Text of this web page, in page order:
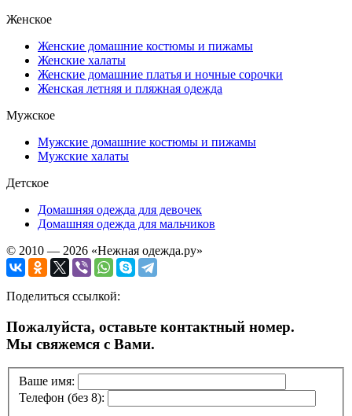
Женское
Женские домашние костюмы и пижамы
Женские халаты
Женские домашние платья и ночные сорочки
Женская летняя и пляжная одежда
Мужское
Мужские домашние костюмы и пижамы
Мужские халаты
Детское
Домашняя одежда для девочек
Домашняя одежда для мальчиков
© 2010 — 2026 «Нежная одежда.ру»
Поделиться ссылкой:
Пожалуйста, оставьте контактный номер.
Мы свяжемся с Вами.
Ваше имя:
Телефон (без 8):